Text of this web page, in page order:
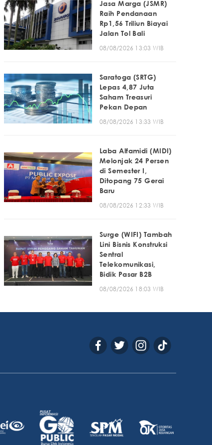
Jasa Marga (JSMR)
Raih Pendanaan
Rp1,56 Triliun Biayai
Jalan Tol Bali
08/08/2026 13:03 WIB
Saratoga (SRTG)
Lepas 4,87 Juta
Saham Treasuri
Pekan Depan
08/08/2026 13:33 WIB
Laba Alfamidi (MIDI)
Melonjak 24 Persen
di Semester I,
Ditopang 75 Gerai
Baru
08/08/2026 12:33 WIB
Surge (WIFI) Tambah
Lini Bisnis Konstruksi
Sentral
Telekomunikasi,
Bidik Pasar B2B
08/08/2026 18:03 WIB